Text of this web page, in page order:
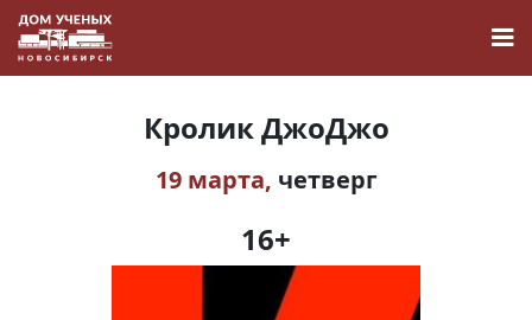
Кролик ДжоДжо
19 марта, четверг
16+